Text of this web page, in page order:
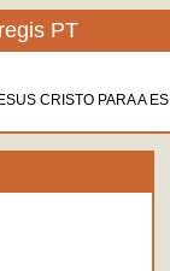
PT
CRISTO PARA A